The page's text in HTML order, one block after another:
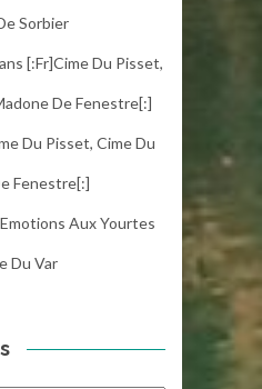
Sorbier
[:fr]Cime Du Pisset,
De Fenestre[:]
Du Pisset, Cime Du
Fenestre[:]
Aux Yourtes
Du Var